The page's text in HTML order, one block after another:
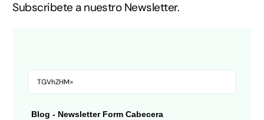
Subscribete a nuestro Newsletter.
Blog - Newsletter Form Cabecera